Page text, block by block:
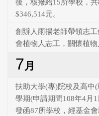
後，核撥給15所學校，
$346,514元。
創辦人雨揚老師帶領志
會植物人志工，關懷植物
7月
扶助大學(專)院校及高中
學期(申請期間108年4月1
發函87所學校，經基金